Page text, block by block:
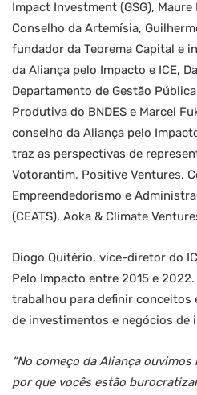
Impact Investment (GSG),
Conselho da Artemísia,
fundador da Teorema Capital e
da Aliança pelo Impacto e ICE,
Departamento de Gestão
Produtiva do BNDES e Marcel
conselho da Aliança pelo
traz as perspectivas de
Votorantim, Positive Ventures,
Empreendedorismo e
(CEATS), Aoka & Climate
Diogo Quitério, vice-diretor do
Pelo Impacto entre 2015 e
trabalhou para definir
de investimentos e negócios de
“No começo da Aliança
por que vocês estão